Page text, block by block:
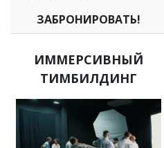
ЗАБРОНИРОВАТЬ!
ИММЕРСИВНЫЙ
ТИМБИЛДИНГ